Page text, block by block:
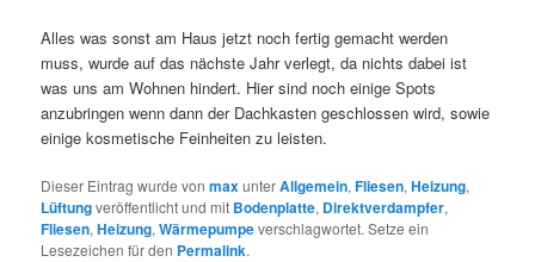
Alles was sonst am Haus jetzt noch fertig gemacht werden
muss, wurde auf das nächste Jahr verlegt, da nichts dabei ist
was uns am Wohnen hindert. Hier sind noch einige Spots
anzubringen wenn dann der Dachkasten geschlossen wird, sowie
einige kosmetische Feinheiten zu leisten.
Dieser Eintrag wurde vonmaxunterAllgemein,Fliesen,Heizung,
Lüftungveröffentlicht und mit Bodenplatte, Direktverdampfer,
Fliesen,Heizung,Wärmepumpeverschlagwortet. Setze ein
Lesezeichen für den Permalink.